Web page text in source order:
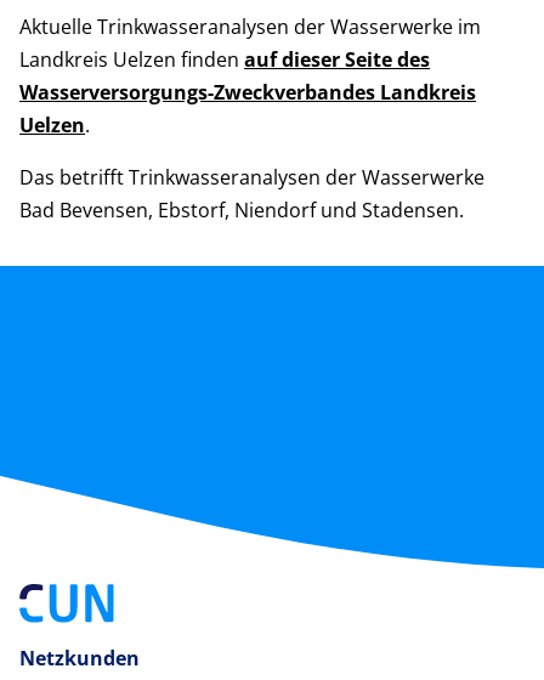
Aktuelle Trinkwasseranalysen der Wasserwerke im
Landkreis Uelzen findenauf dieser Seite des
Wasserversorgungs-Zweckverbandes Landkreis
Uelzen.
Das betrifft Trinkwasseranalysen der Wasserwerke
Bad Bevensen, Ebstorf, Niendorf und Stadensen.
Netzkunden